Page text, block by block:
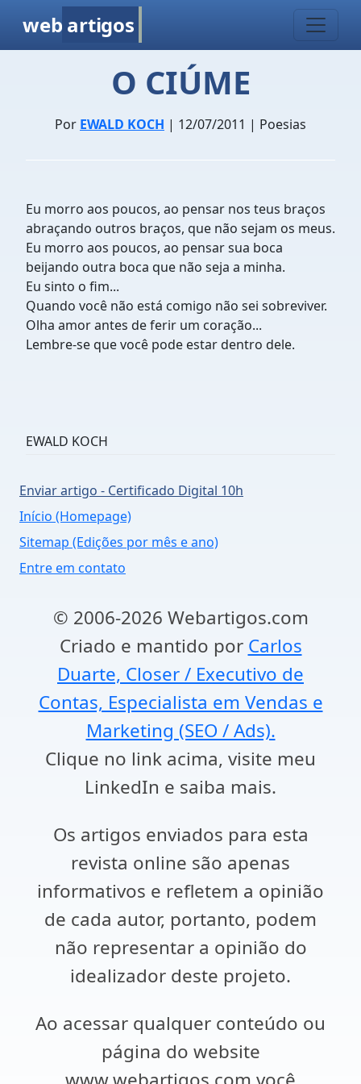
web artigos
O CIÚME
Por EWALD KOCH | 12/07/2011 | Poesias
Eu morro aos poucos, ao pensar nos teus braços
abraçando outros braços, que não sejam os meus.
Eu morro aos poucos, ao pensar sua boca
beijando outra boca que não seja a minha.
Eu sinto o fim...
Quando você não está comigo não sei sobreviver.
Olha amor antes de ferir um coração...
Lembre-se que você pode estar dentro dele.
EWALD KOCH
Enviar artigo - Certificado Digital 10h
Início (Homepage)
Sitemap (Edições por mês e ano)
Entre em contato
© 2006-2026 Webartigos.com
Criado e mantido por Carlos
Duarte, Closer / Executivo de
Contas, Especialista em Vendas e
Marketing (SEO / Ads).
Clique no link acima, visite meu
LinkedIn e saiba mais.
Os artigos enviados para esta
revista online são apenas
informativos e refletem a opinião
de cada autor, portanto, podem
não representar a opinião do
idealizador deste projeto.
Ao acessar qualquer conteúdo ou
página do website